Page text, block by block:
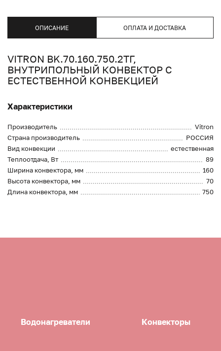
ОПИСАНИЕ ОПЛАТА И ДОСТАВКА
VITRON BK.70.160.750.2ТГ,
ВНУТРИПОЛЬНЫЙ КОНВЕКТОР С
ЕСТЕСТВЕННОЙ КОНВЕКЦИЕЙ
Характеристики
Производитель
Vitron
Страна производитель
РОССИЯ
Вид конвекции
естественная
Теплоотдача, Вт
89
Ширина конвектора, мм
160
Высота конвектора, мм
70
Длина конвектора, мм
750
Водонагреватели Конвекторы